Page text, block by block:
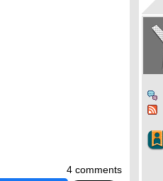
4 comments